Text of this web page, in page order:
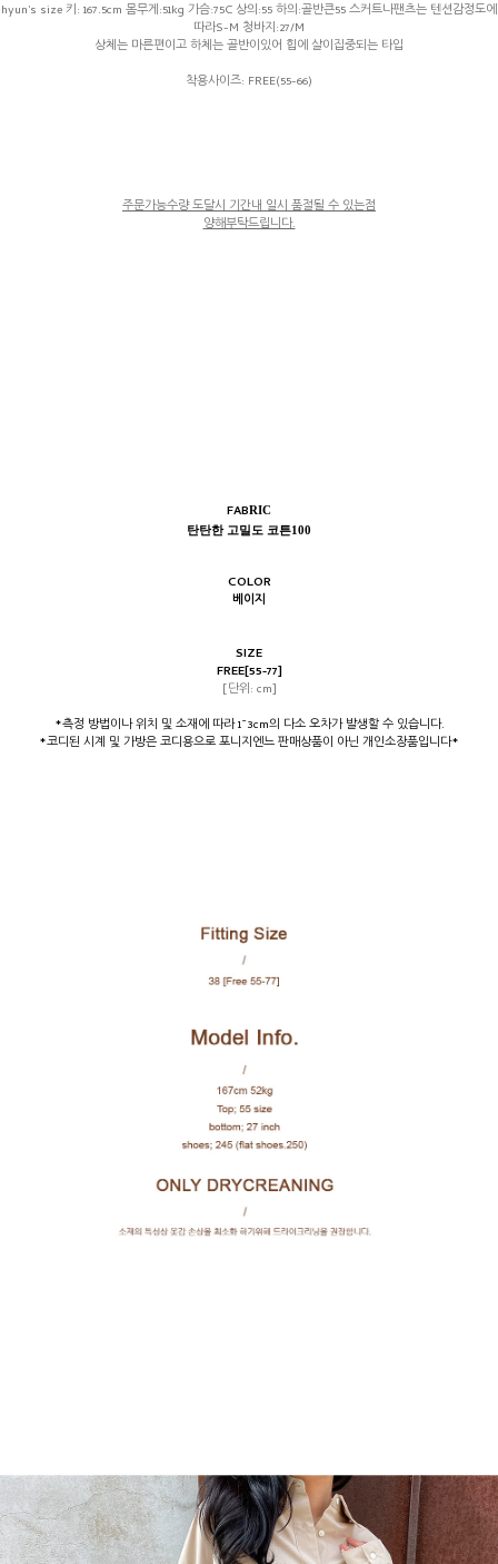
hyun's size 키: 167.5cm 몸무게:51kg 가슴:75C 상의:55 하의:골반큰55 스커트나팬츠는 텐션감정도에
따라S-M 청바지:27/M
상체는 마른편이고 하체는 골반이있어 힙에 살이집중되는 타입
착용사이즈: FREE(55-66)
주문가능수량 도달시 기간내 일시 품절될 수 있는점
양해부탁드립니다.
FABRIC
탄탄한 고밀도 코튼100
COLOR
베이지
SIZE
FREE[55-77]
[단위: cm]
*측정 방법이나 위치 및 소재에 따라 1~3cm의 다소 오차가 발생할 수 있습니다.
*코디된 시계 및 가방은 코디용으로 포니지엔느 판매상품이 아닌 개인소장품입니다*